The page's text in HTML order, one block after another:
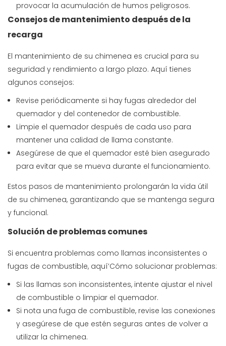
provocar la acumulación de humos peligrosos.
Consejos de mantenimiento después de la
recarga
El mantenimiento de su chimenea es crucial para su
seguridad y rendimiento a largo plazo. Aquí tienes
algunos consejos:
Revise periódicamente si hay fugas alrededor del
quemador y del contenedor de combustible.
Limpie el quemador después de cada uso para
mantener una calidad de llama constante.
Asegúrese de que el quemador esté bien asegurado
para evitar que se mueva durante el funcionamiento.
Estos pasos de mantenimiento prolongarán la vida útil
de su chimenea, garantizando que se mantenga segura
y funcional.
Solución de problemas comunes
Si encuentra problemas como llamas inconsistentes o
fugas de combustible, aquí’Cómo solucionar problemas:
Si las llamas son inconsistentes, intente ajustar el nivel
de combustible o limpiar el quemador.
Si nota una fuga de combustible, revise las conexiones
y asegúrese de que estén seguras antes de volver a
utilizar la chimenea.